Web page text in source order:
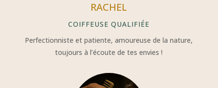
RACHEL
COIFFEUSE QUALIFIÉE
Perfectionniste et patiente, amoureuse de la nature,
toujours à l’écoute de tes envies !